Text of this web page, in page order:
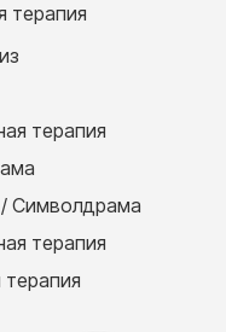
терапия
терапия
Символдрама
терапия